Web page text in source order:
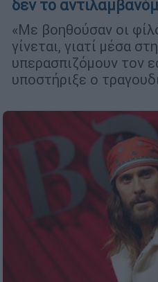
δεν το
«Με βοηθούσαν οι
γίνεται, γιατί μέσα
υπερασπιζόμουν τον
υποστήριξε ο